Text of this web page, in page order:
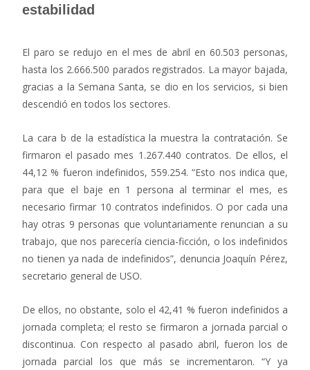
estabilidad
El paro se redujo en el mes de abril en 60.503 personas,
hasta los 2.666.500 parados registrados. La mayor bajada,
gracias a la Semana Santa, se dio en los servicios, si bien
descendió en todos los sectores.
La cara b de la estadística la muestra la contratación. Se
firmaron el pasado mes 1.267.440 contratos. De ellos, el
44,12 % fueron indefinidos, 559.254. “Esto nos indica que,
para que el baje en 1 persona al terminar el mes, es
necesario firmar 10 contratos indefinidos. O por cada una
hay otras 9 personas que voluntariamente renuncian a su
trabajo, que nos parecería ciencia-ficción, o los indefinidos
no tienen ya nada de indefinidos”, denuncia Joaquín Pérez,
secretario general de USO.
De ellos, no obstante, solo el 42,41 % fueron indefinidos a
jornada completa; el resto se firmaron a jornada parcial o
discontinua. Con respecto al pasado abril, fueron los de
jornada parcial los que más se incrementaron. “Y ya